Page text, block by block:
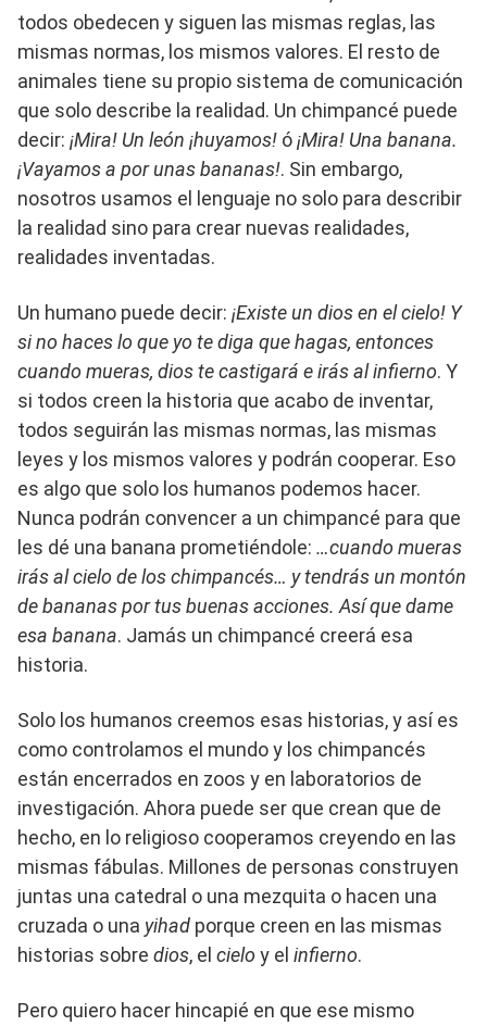
todos obedecen y siguen las mismas reglas, las
mismas normas, los mismos valores. El resto de
animales tiene su propio sistema de comunicación
que solo describe la realidad. Un chimpancé puede
decir: ¡Mira! Un león ¡huyamos! ó¡Mira! Una banana.
¡Vayamos a por unas bananas!. Sin embargo,
nosotros usamos el lenguaje no solo para describir
la realidad sino para crear nuevas realidades,
realidades inventadas.
Un humano puede decir: ¡Existe un dios en el cielo! Y
si no haces lo que yo te diga que hagas, entonces
cuando mueras, dios te castigará e irás al infierno. Y
si todos creen la historia que acabo de inventar,
todos seguirán las mismas normas, las mismas
leyes y los mismos valores y podrán cooperar. Eso
es algo que solo los humanos podemos hacer.
Nunca podrán convencer a un chimpancé para que
les dé una banana prometiéndole: …cuando mueras
irás al cielo de los chimpancés… y tendrás un montón
de bananas por tus buenas acciones. Así que dame
esa banana. Jamás un chimpancé creerá esa
historia.
Solo los humanos creemos esas historias, y así es
como controlamos el mundo y los chimpancés
están encerrados en zoos y en laboratorios de
investigación. Ahora puede ser que crean que de
hecho, en lo religioso cooperamos creyendo en las
mismas fábulas. Millones de personas construyen
juntas una catedral o una mezquita o hacen una
cruzada o una yihad porque creen en las mismas
historias sobre dios, el cielo y el infierno.
Pero quiero hacer hincapié en que ese mismo